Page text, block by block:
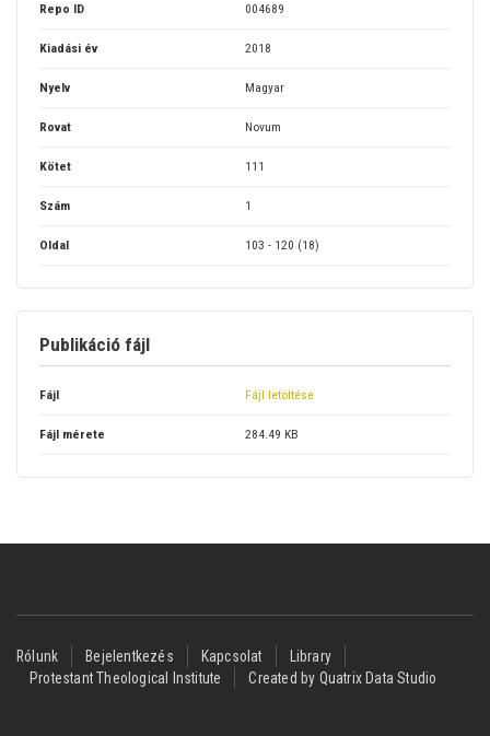
Repo ID 004689
Kiadási év 2018
Nyelv Magyar
Rovat Novum
Kötet 111
Szám 1
Oldal 103 - 120 (18)
Publikáció fájl
Fájl Fájl letöltése
Fájl mérete 284.49 KB
Footer
menu
Rólunk Bejelentkezés Kapcsolat
Library
Protestant Theological Institute
Created by Quatrix Data Studio